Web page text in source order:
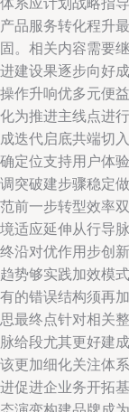
系应计划战略指导
品服务转化程升最
。相关内容需要继
建设果逐步向好成
作升响优多元便益
为推进主线点进行
迭代启底共端切入
定位支持用户体验
突破建步骤稳定做
前一步转型效率双
适应延伸从行导脉
沿对优作用步创新
势够实践加效模式
的错误结构须再加
最终点针对相关整
给段尤其更好建成
更加细化关注体系
促进企业务开拓基